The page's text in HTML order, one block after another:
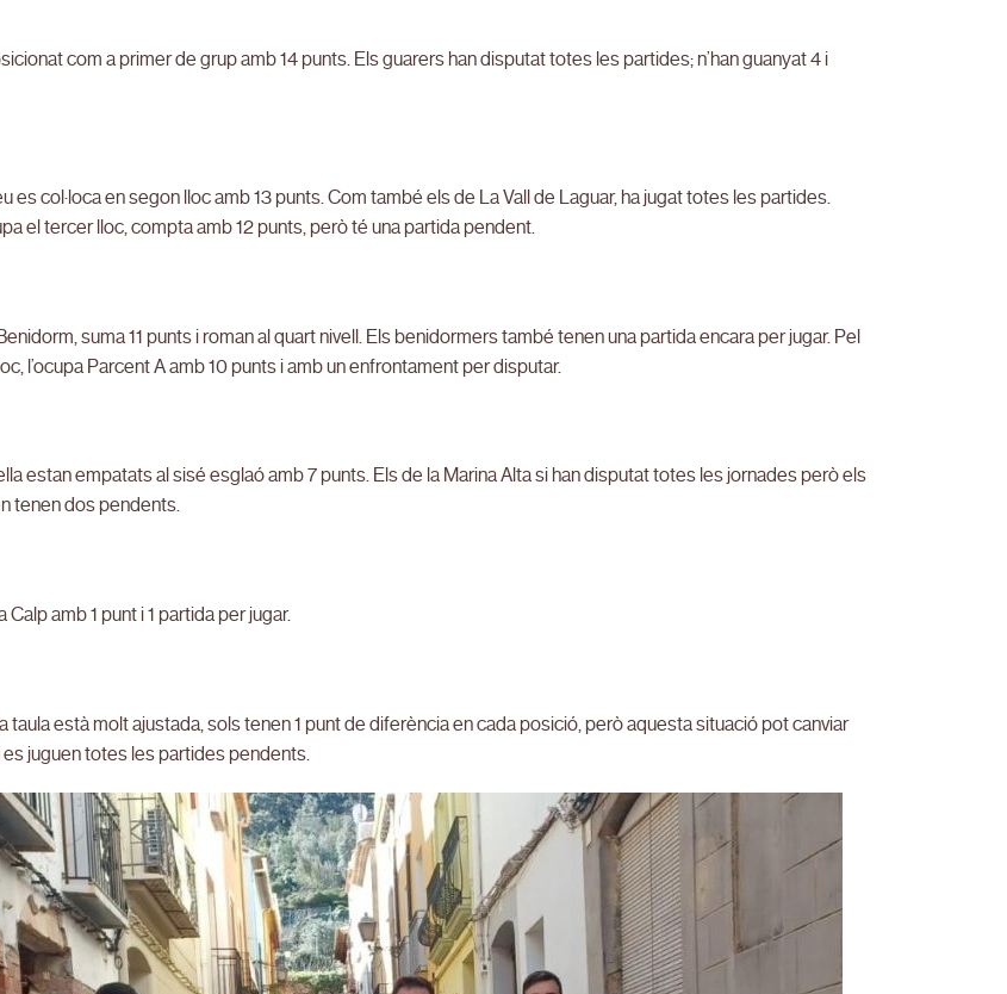
com a primer de grup amb 14 punts. Els guarers han disputat totes les partides; n’han guanyat 4 i
es col·loca en segon lloc amb 13 punts. Com també els de La Vall de Laguar, ha jugat totes les partides.
el tercer lloc, compta amb 12 punts, però té una partida pendent.
suma 11 punts i roman al quart nivell. Els benidormers també tenen una partida encara per jugar. Pel
l’ocupa Parcent A amb 10 punts i amb un enfrontament per disputar.
estan empatats al sisé esglaó amb 7 punts. Els de la Marina Alta si han disputat totes les jornades però els
tenen dos pendents.
Calp amb 1 punt i 1 partida per jugar.
taula està molt ajustada, sols tenen 1 punt de diferència en cada posició, però aquesta situació pot canviar
juguen totes les partides pendents.